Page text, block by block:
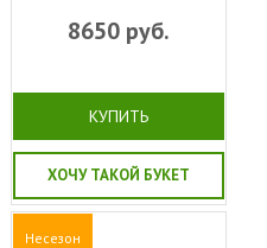
8650руб.
КУПИТЬ
ХОЧУ ТАКОЙ БУКЕТ
Несезон